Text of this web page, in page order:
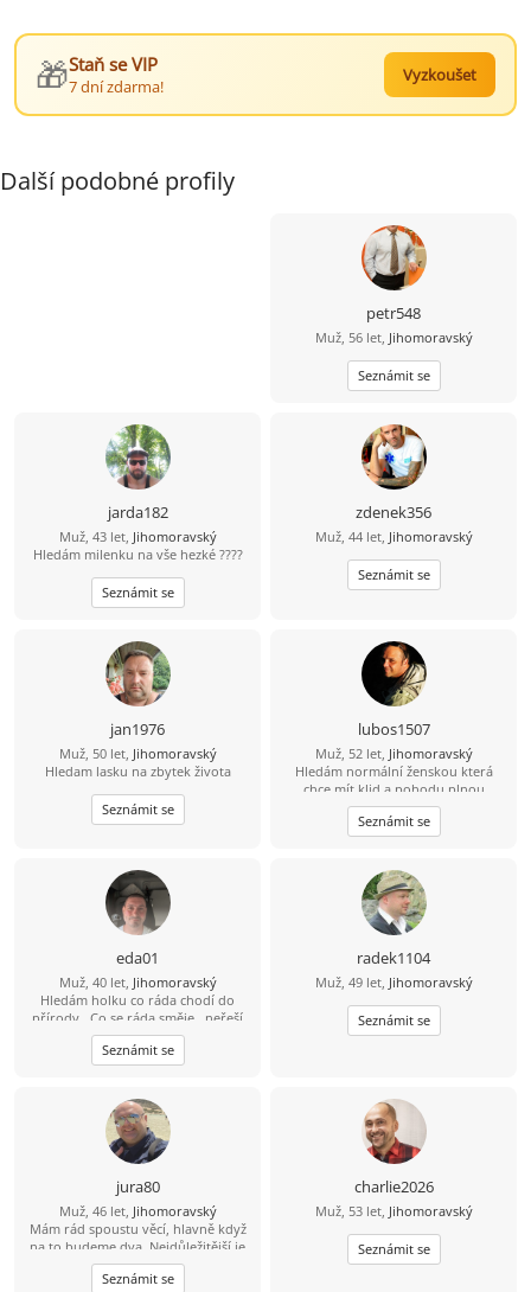
🎁Staň se VIP
7 dní zdarma!
Vyzkoušet
Další podobné profily
petr548
Muž, 56 let, Jihomoravský
Seznámit se
jarda182
Muž, 43 let, Jihomoravský
Hledám milenku na vše hezké ????
Seznámit se
zdenek356
Muž, 44 let, Jihomoravský
Seznámit se
jan1976
Muž, 50 let, Jihomoravský
Hledam lasku na zbytek života
Seznámit se
lubos1507
Muž, 52 let, Jihomoravský
Hledám normální ženskou která
chce mít klid a pohodu plnou
smíchu. Hlavně ať nelže .
Seznámit se
eda01
Muž, 40 let, Jihomoravský
Hledám holku co ráda chodí do
přírody . Co se ráda směje , neřeší
hlouposti je veselá a ráda užívá
života .
Seznámit se
radek1104
Muž, 49 let, Jihomoravský
Seznámit se
jura80
Muž, 46 let, Jihomoravský
Mám rád spoustu věcí, hlavně když
na to budeme dva. Nejdůležitější je
důvěra, upřímnost a vzájemný
respekt.
Seznámit se
charlie2026
Muž, 53 let, Jihomoravský
Seznámit se